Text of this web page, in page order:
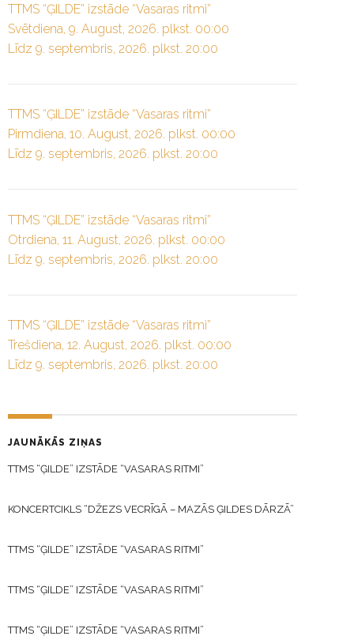
TTMS “ĢILDE” izstāde “Vasaras ritmi”
Svētdiena, 9. August, 2026. plkst. 00:00
Līdz 9. septembris, 2026. plkst. 20:00
TTMS “ĢILDE” izstāde “Vasaras ritmi”
Pirmdiena, 10. August, 2026. plkst. 00:00
Līdz 9. septembris, 2026. plkst. 20:00
TTMS “ĢILDE” izstāde “Vasaras ritmi”
Otrdiena, 11. August, 2026. plkst. 00:00
Līdz 9. septembris, 2026. plkst. 20:00
TTMS “ĢILDE” izstāde “Vasaras ritmi”
Trešdiena, 12. August, 2026. plkst. 00:00
Līdz 9. septembris, 2026. plkst. 20:00
JAUNĀKĀS ZIŅAS
TTMS “ĢILDE” IZSTĀDE “VASARAS RITMI”
KONCERTCIKLS “DŽEZS VECRĪGĀ – MAZĀS ĢILDES DĀRZĀ”
TTMS “ĢILDE” IZSTĀDE “VASARAS RITMI”
TTMS “ĢILDE” IZSTĀDE “VASARAS RITMI”
TTMS “ĢILDE” IZSTĀDE “VASARAS RITMI”